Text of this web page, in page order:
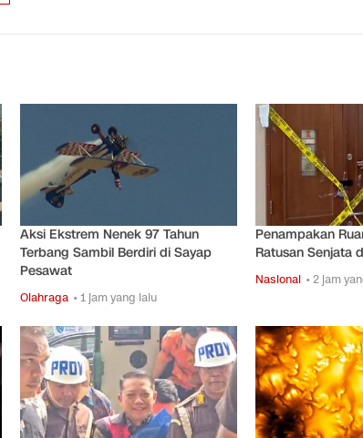
Aksi Ekstrem Nenek 97 Tahun
Terbang Sambil Berdiri di Sayap
Pesawat
Olahraga • 1 jam yang lalu
Penampakan
Ratusan Senjata
Nasional • 2 jam